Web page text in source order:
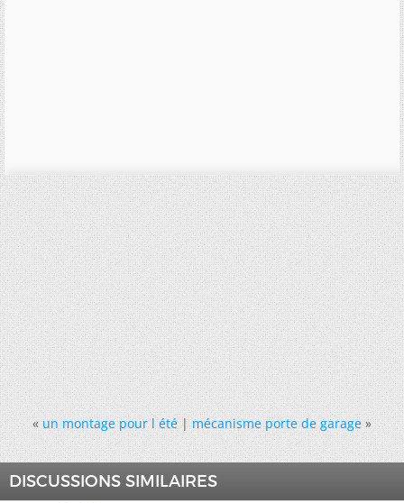
« un montage pour l été|mécanisme porte de garage »
DISCUSSIONS SIMILAIRES